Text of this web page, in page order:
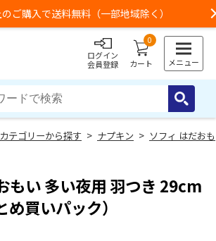
ご購入で送料無料（一部地域除く）
ログイン
会員登録
0
カート メニュー
カテゴリーから探す > ナプキン > ソフィ はだおも
もい 多い夜用 羽つき 29cm
買いパック）